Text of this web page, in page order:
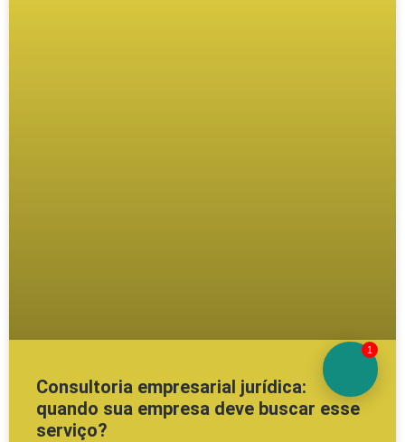
Consultoria empresarial jurídica:
quando sua empresa deve buscar esse
serviço?
1